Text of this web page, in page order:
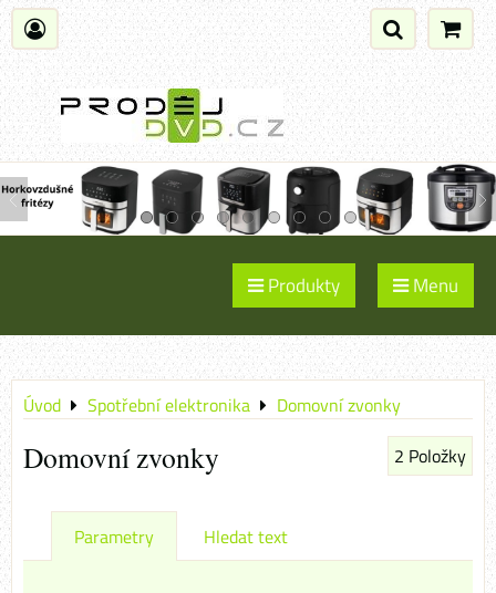
Produkty Menu
Úvod Spotřební elektronika Domovní zvonky
Domovní zvonky 2 Položky
Parametry Hledat text